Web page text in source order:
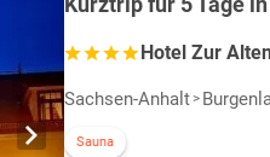
Hotel Zur
Sachsen-Anhalt
Sauna